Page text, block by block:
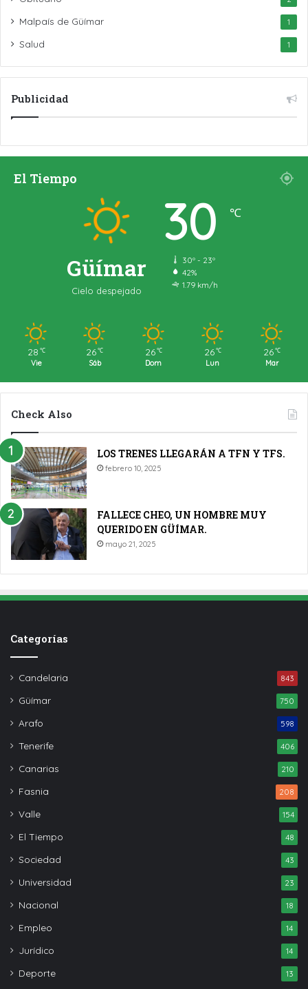
Malpaís de Güímar 1
Salud 1
Publicidad
El Tiempo
Güímar
Cielo despejado
30 ℃
30º - 23º
42%
1.79 km/h
28 ℃
Vie
26 ℃
Sáb
26 ℃
Dom
26 ℃
Lun
26 ℃
Mar
Check Also
LOS TRENES LLEGARÁN A TFN Y TFS.
febrero 10, 2025
FALLECE CHEO, UN HOMBRE MUY
QUERIDO EN GÜÍMAR.
mayo 21, 2025
Categorías
Candelaria 843
Güímar 750
Arafo 598
Tenerife 406
Canarias 210
Fasnia 208
Valle 154
El Tiempo 48
Sociedad 43
Universidad 23
Nacional 18
Empleo 14
Jurídico 14
Deporte 13